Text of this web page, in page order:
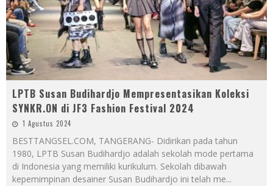
LPTB Susan Budihardjo Mempresentasikan Koleksi
SYNKR.ON di JF3 Fashion Festival 2024
1 Agustus 2024
BESTTANGSEL.COM, TANGERANG- Didirikan pada tahun
1980, LPTB Susan Budihardjo adalah sekolah mode pertama
di Indonesia yang memiliki kurikulum. Sekolah dibawah
kepemimpinan desainer Susan Budihardjo ini telah me...